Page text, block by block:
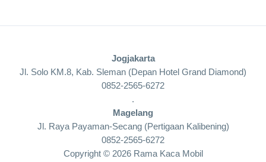
Jogjakarta
Jl. Solo KM.8, Kab. Sleman (Depan Hotel Grand Diamond)
0852-2565-6272
.
Magelang
Jl. Raya Payaman-Secang (Pertigaan Kalibening)
0852-2565-6272
Copyright © 2026 Rama Kaca Mobil